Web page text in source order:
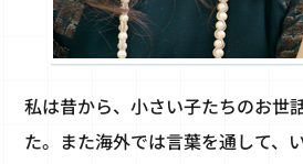
私は昔から、小さい子たちのお世
た。また海外では言葉を通して、